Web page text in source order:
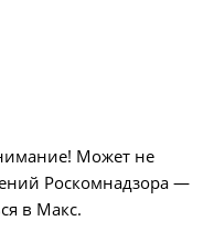
Может не
Роскомнадзора —
в Макс.